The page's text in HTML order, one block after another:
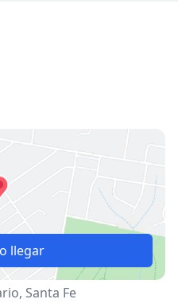
llegar
Santa Fe